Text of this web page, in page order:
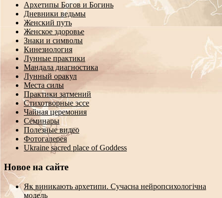
Архетипы Богов и Богинь
Дневники ведьмы
Женский путь
Женское здоровье
Знаки и символы
Кинезиология
Лунные практики
Мандала диагностика
Лунный оракул
Места силы
Практики затмений
Стихотворные эссе
Чайная церемония
Семинары
Полезные видео
Фотогалерея
Ukraine sacred place of Goddess
Новое на сайте
Як виникають архетипи. Сучасна нейропсихологічна
модель